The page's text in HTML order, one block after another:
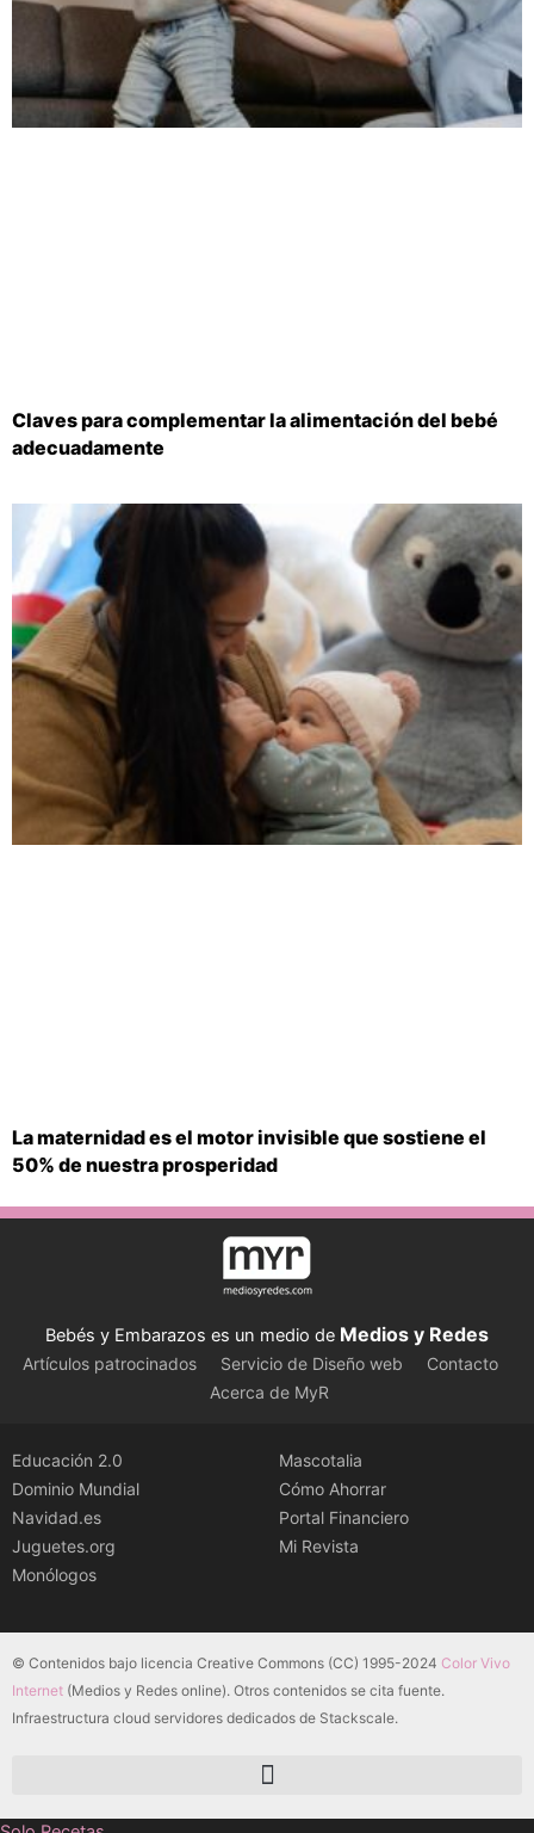
Claves para complementar la alimentación del bebé
adecuadamente
La maternidad es el motor invisible que sostiene el
50% de nuestra prosperidad
Bebés y Embarazos es un medio de Medios y Redes
Artículos patrocinados Servicio de Diseño web
Contacto
Acerca de MyR
Educación 2.0
Dominio Mundial
Navidad.es
Juguetes.org
Monólogos
Mascotalia
Cómo Ahorrar
Portal Financiero
Mi Revista
© Contenidos bajo licencia Creative Commons (CC) 1995-2024 Color Vivo
Internet (Medios y Redes online). Otros contenidos se cita fuente.
Infraestructura cloud servidores dedicados de Stackscale.